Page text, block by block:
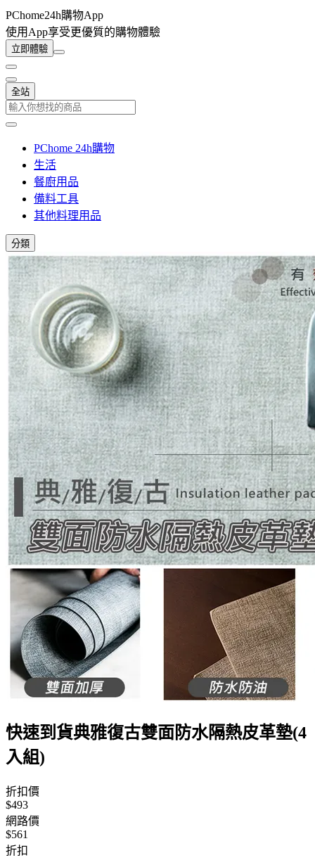
PChome24h購物App
使用App享受更優質的購物體驗
立即體驗
全站
PChome 24h購物
生活
餐廚用品
備料工具
其他料理用品
分類
快速到貨典雅復古雙面防水隔熱皮革墊(4
入組)
折扣價
$493
網路價
$561
折扣